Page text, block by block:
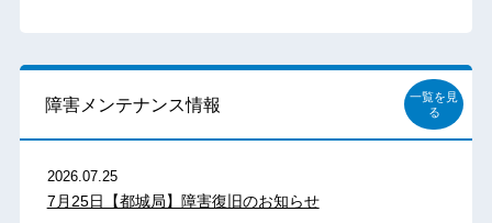
障害メンテナンス情報
一覧を見
る
2026.07.25
7月25日【都城局】障害復旧のお知らせ